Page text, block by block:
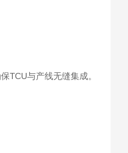
TCU与产线无缝集成。